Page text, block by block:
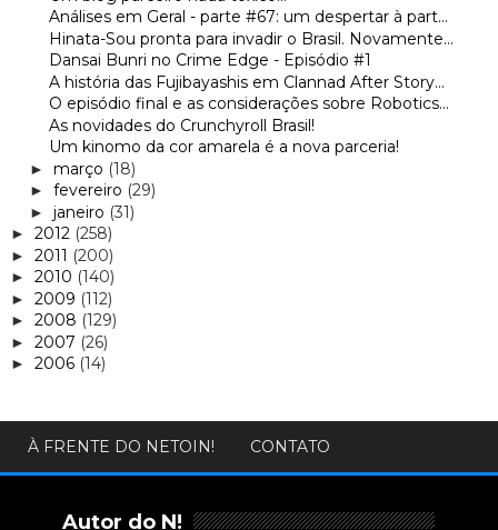
Análises em Geral - parte #67: um despertar à part...
Hinata-Sou pronta para invadir o Brasil. Novamente...
Dansai Bunri no Crime Edge - Episódio #1
A história das Fujibayashis em Clannad After Story...
O episódio final e as considerações sobre Robotics...
As novidades do Crunchyroll Brasil!
Um kinomo da cor amarela é a nova parceria!
► março (18)
► fevereiro (29)
► janeiro (31)
► 2012 (258)
► 2011 (200)
► 2010 (140)
► 2009 (112)
► 2008 (129)
► 2007 (26)
► 2006 (14)
À FRENTE DO NETOIN! CONTATO
Autor do N!